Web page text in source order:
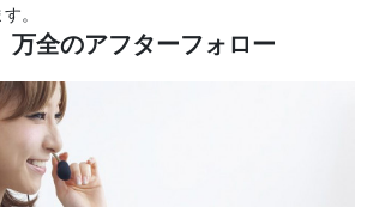
。
全のアフターフォロー